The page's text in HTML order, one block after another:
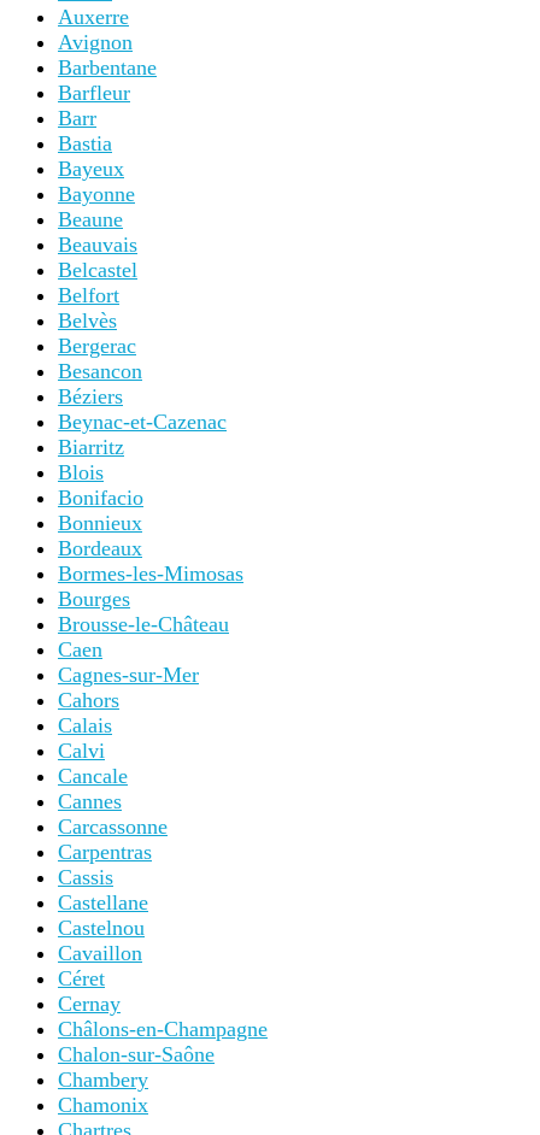
Auxerre
Avignon
Barbentane
Barfleur
Barr
Bastia
Bayeux
Bayonne
Beaune
Beauvais
Belcastel
Belfort
Belvès
Bergerac
Besancon
Béziers
Beynac-et-Cazenac
Biarritz
Blois
Bonifacio
Bonnieux
Bordeaux
Bormes-les-Mimosas
Bourges
Brousse-le-Château
Caen
Cagnes-sur-Mer
Cahors
Calais
Calvi
Cancale
Cannes
Carcassonne
Carpentras
Cassis
Castellane
Castelnou
Cavaillon
Céret
Cernay
Châlons-en-Champagne
Chalon-sur-Saône
Chambery
Chamonix
Chartres